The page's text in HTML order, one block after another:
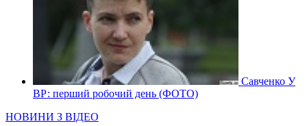
Савченко У
ВР: перший робочий день (ФОТО)
НОВИНИ З ВІДЕО